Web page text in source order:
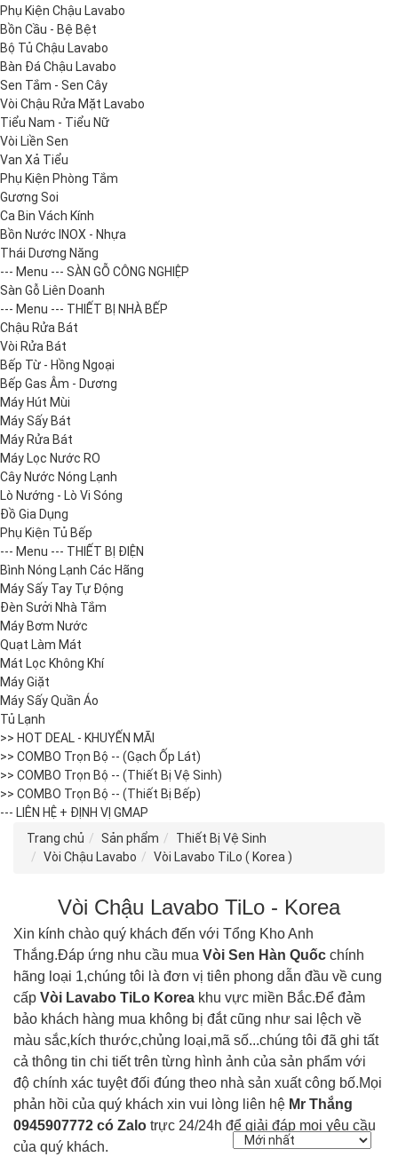
Phụ Kiện Chậu Lavabo
Bồn Cầu - Bệ Bệt
Bộ Tủ Chậu Lavabo
Bàn Đá Chậu Lavabo
Sen Tắm - Sen Cây
Vòi Chậu Rửa Mặt Lavabo
Tiểu Nam - Tiểu Nữ
Vòi Liền Sen
Van Xả Tiểu
Phụ Kiện Phòng Tắm
Gương Soi
Ca Bin Vách Kính
Bồn Nước INOX - Nhựa
Thái Dương Năng
--- Menu --- SÀN GỖ CÔNG NGHIỆP
Sàn Gỗ Liên Doanh
--- Menu --- THIẾT BỊ NHÀ BẾP
Chậu Rửa Bát
Vòi Rửa Bát
Bếp Từ - Hồng Ngoại
Bếp Gas Âm - Dương
Máy Hút Mùi
Máy Sấy Bát
Máy Rửa Bát
Máy Lọc Nước RO
Cây Nước Nóng Lạnh
Lò Nướng - Lò Vi Sóng
Đồ Gia Dụng
Phụ Kiện Tủ Bếp
--- Menu --- THIẾT BỊ ĐIỆN
Bình Nóng Lạnh Các Hãng
Máy Sấy Tay Tự Động
Đèn Sưởi Nhà Tắm
Máy Bơm Nước
Quạt Làm Mát
Mát Lọc Không Khí
Máy Giặt
Máy Sấy Quần Áo
Tủ Lạnh
>> HOT DEAL - KHUYẾN MÃI
>> COMBO Trọn Bộ -- (Gạch Ốp Lát)
>> COMBO Trọn Bộ -- (Thiết Bị Vệ Sinh)
>> COMBO Trọn Bộ -- (Thiết Bị Bếp)
--- LIÊN HỆ + ĐỊNH VỊ GMAP
Trang chủ
Sản phẩm
Thiết Bị Vệ Sinh
Vòi Chậu Lavabo
Vòi Lavabo TiLo ( Korea )
Vòi Chậu Lavabo TiLo - Korea
Xin kính chào quý khách đến với Tổng Kho Anh
Thắng.Đáp ứng nhu cầu mua Vòi Sen Hàn Quốc chính
hãng loại 1,chúng tôi là đơn vị tiên phong dẫn đầu về cung
cấp Vòi Lavabo TiLo Korea khu vực miền Bắc.Để đảm
bảo khách hàng mua không bị đắt cũng như sai lệch về
màu sắc,kích thước,chủng loại,mã số...chúng tôi đã ghi tất
cả thông tin chi tiết trên từng hình ảnh của sản phẩm với
độ chính xác tuyệt đối đúng theo nhà sản xuất công bố.Mọi
phản hồi của quý khách xin vui lòng liên hệ Mr Thắng
0945907772 có Zalo trực 24/24h để giải đáp mọi yêu cầu
của quý khách.